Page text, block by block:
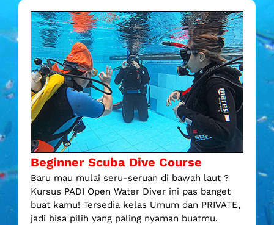
Beginner Scuba Dive Course
Baru mau mulai seru-seruan di bawah laut ?
Kursus PADI Open Water Diver ini pas banget
buat kamu! Tersedia kelas Umum dan PRIVATE,
jadi bisa pilih yang paling nyaman buatmu.